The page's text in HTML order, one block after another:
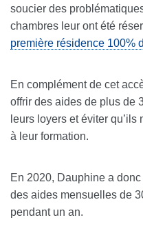
soucier des
chambres leur ont été
première résidence 100%
En complément de cet
offrir des aides de plus de
leurs loyers et éviter
à leur formation.
En 2020, Dauphine a
des aides mensuelles de
pendant un an.